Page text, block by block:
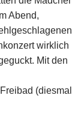
Abend,
wirklich
Mit den
(diesmal